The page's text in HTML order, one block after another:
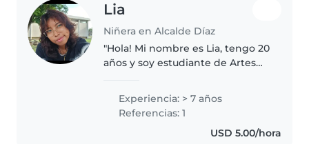
Lia
Niñera en Alcalde Díaz
"Hola! Mi nombre es Lia, tengo 20
años y soy estudiante de Artes
estado rodeada de niños, ya que
crecí ayudando a mi mamá en el
cuidado de niños y niñas,..
Experiencia: > 7 años
Referencias: 1
USD 5.00/hora